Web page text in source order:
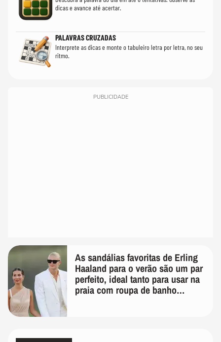
dicas e avance até acertar.
PALAVRAS CRUZADAS
Interprete as dicas e monte o tabuleiro letra por letra, no seu
ritmo.
PUBLICIDADE
As sandálias favoritas de Erling
Haaland para o verão são um par
perfeito, ideal tanto para usar na
praia com roupa de banho